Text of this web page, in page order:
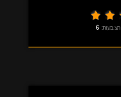
הצבעות: 6